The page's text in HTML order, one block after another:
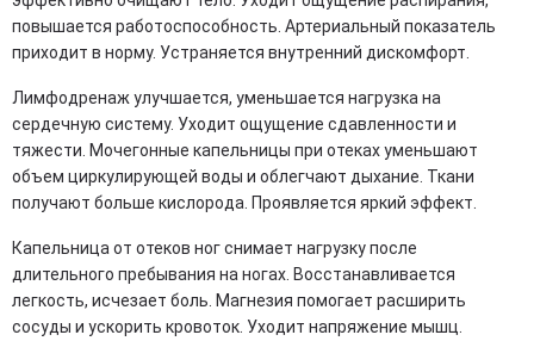
повышается работоспособность. Артериальный показатель
приходит в норму. Устраняется внутренний дискомфорт.
Лимфодренаж улучшается, уменьшается нагрузка на
сердечную систему. Уходит ощущение сдавленности и
тяжести. Мочегонные капельницы при отеках уменьшают
объем циркулирующей воды и облегчают дыхание. Ткани
получают больше кислорода. Проявляется яркий эффект.
Капельница от отеков ног снимает нагрузку после
длительного пребывания на ногах. Восстанавливается
легкость, исчезает боль. Магнезия помогает расширить
сосуды и ускорить кровоток. Уходит напряжение мышц.